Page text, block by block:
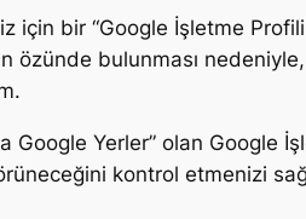
için bir “Google İşletme
özünde bulunması
Google Yerler” olan Google
kontrol etmenizi